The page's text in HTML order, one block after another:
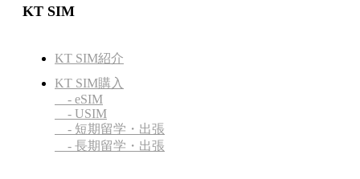
KT SIM
KT SIM紹介
KT SIM購入
- eSIM
- USIM
- 短期留学・出張
- 長期留学・出張